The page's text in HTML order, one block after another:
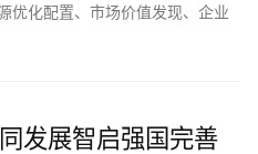
优化配置、市场价值发现、企业
发展智启强国完善